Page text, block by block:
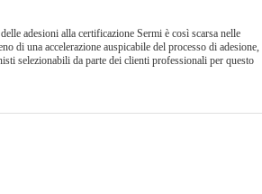
adesioni alla certificazione Sermi è così scarsa nelle
di una accelerazione auspicabile del processo di adesione,
selezionabili da parte dei clienti professionali per questo